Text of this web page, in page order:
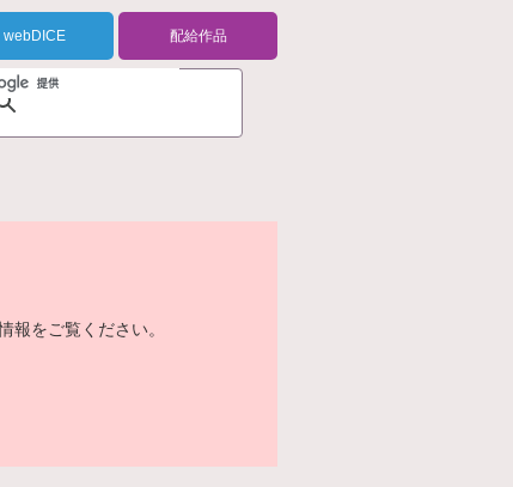
webDICE 配給作品
報をご覧ください。